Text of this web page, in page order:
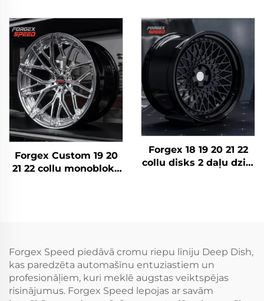
Lexus IS300 Nissan
350Z 370Z GS300 S13
R32
Dziļš Ieliekts Riteņi
BMW M2 M3 F80 Audi
Mercedes AMG
Porsche
Forgex Custom 19 20
21 22 collu monobloka
Forgex 18 19 20 21 22
collu disks 2 daļu dziļā
Forgex Speed piedāvā cromu riepu līniju Deep Dish,
kas paredzēta automašīnu entuziastiem un
profesionāļiem, kuri meklē augstas veiktspējas
risinājumus. Forgex Speed lepojas ar savām